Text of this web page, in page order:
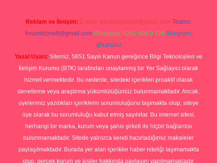
Reklam ve İletişim: E-mail: backlinkpaneli@gmail.com Teams:
forumhizmeti@gmail.com Whatsapp: 0262 606 0 726 Telegram:
@karabul
Yasal Uyarı: Sitemiz, 5651 Sayılı Kanun gereğince Bilgi Teknolojileri ve
İletişim Kurumu (BTK) tarafından onaylanmış bir Yer Sağlayıcı olarak
hizmet vermektedir. Bu nedenle, sitedeki içerikleri proaktif olarak
denetleme veya araştırma yükümlülüğümüz bulunmamaktadır. Ancak,
üyelerimiz yazdıkları içeriklerin sorumluluğunu taşımakta olup, siteye
üye olarak bu sorumluluğu kabul etmiş sayılırlar. Bu internet sitesi,
herhangi bir marka, kurum veya şahıs şirketi ile hiçbir bağlantısı
bulunmamaktadır. Sitede yalnızca kendi hazırladığımız makaleler
paylaşılmaktadır. Burada yer alan içerikler haber niteliği taşımamakta
olup, gerçek kurum ve kişiler hakkında paylaşım yapılmamaktadır.